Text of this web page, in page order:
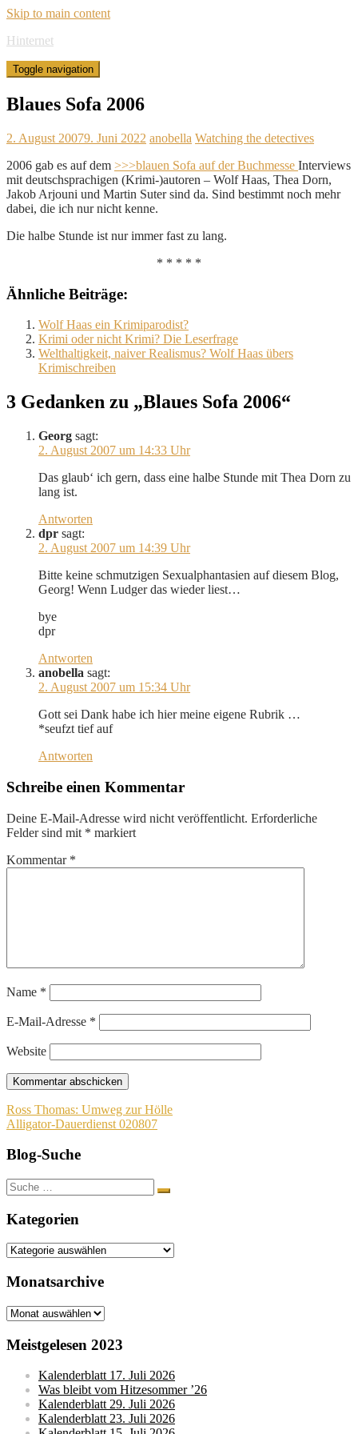
Skip to main content
Hinternet
Toggle navigation
Blaues Sofa 2006
2. August 20079. Juni 2022 anobella Watching the detectives
2006 gab es auf dem >>>blauen Sofa auf der Buchmesse Interviews
mit deutschsprachigen (Krimi-)autoren – Wolf Haas, Thea Dorn,
Jakob Arjouni und Martin Suter sind da. Sind bestimmt noch mehr
dabei, die ich nur nicht kenne.
Die halbe Stunde ist nur immer fast zu lang.
* * * * *
Ähnliche Beiträge:
Wolf Haas ein Krimiparodist?
Krimi oder nicht Krimi? Die Leserfrage
Welthaltigkeit, naiver Realismus? Wolf Haas übers
Krimischreiben
3 Gedanken zu „Blaues Sofa 2006“
Georg sagt:
2. August 2007 um 14:33 Uhr
Das glaub‘ ich gern, dass eine halbe Stunde mit Thea Dorn zu
lang ist.
Antworten
dpr sagt:
2. August 2007 um 14:39 Uhr
Bitte keine schmutzigen Sexualphantasien auf diesem Blog,
Georg! Wenn Ludger das wieder liest…
bye
dpr
Antworten
anobella sagt:
2. August 2007 um 15:34 Uhr
Gott sei Dank habe ich hier meine eigene Rubrik …
*seufzt tief auf
Antworten
Schreibe einen Kommentar
Deine E-Mail-Adresse wird nicht veröffentlicht. Erforderliche
Felder sind mit * markiert
Kommentar *
Name *
E-Mail-Adresse *
Website
Beitragsnavigation
Ross Thomas: Umweg zur Hölle
Alligator-Dauerdienst 020807
Blog-Suche
Suche
nach:
Kategorien
Kategorien
Monatsarchive
Monatsarchive
Meistgelesen 2023
Kalenderblatt 17. Juli 2026
Was bleibt vom Hitzesommer ’26
Kalenderblatt 29. Juli 2026
Kalenderblatt 23. Juli 2026